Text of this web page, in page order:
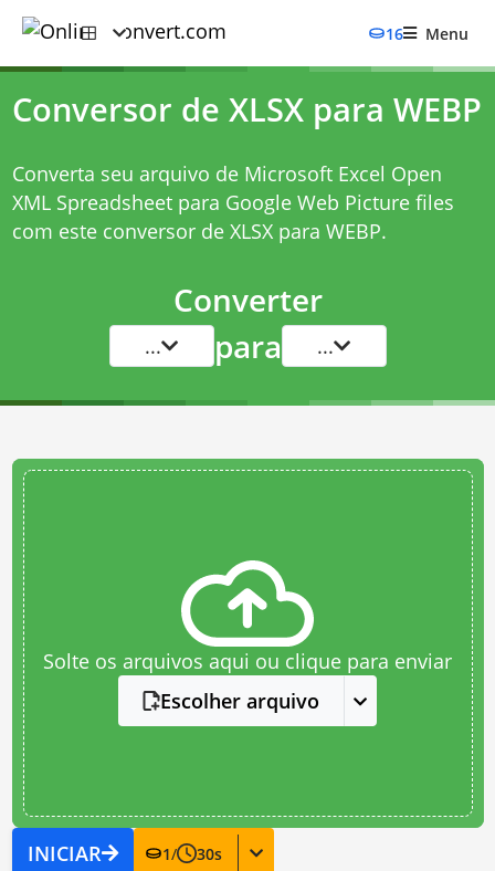
16 Menu
Conversor de XLSX para WEBP
Converta seu arquivo de Microsoft Excel Open
XML Spreadsheet para Google Web Picture files
com este conversor de XLSX para WEBP.
Converter
... para ...
Solte os arquivos aqui ou clique para enviar
Escolher arquivo
INICIAR 1/ 30s